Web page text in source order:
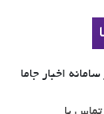
اخبار جاما